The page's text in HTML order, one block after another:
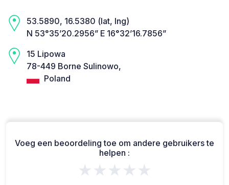
53.5890, 16.5380 (lat, lng)
N 53°35’20.2956” E 16°32’16.7856”
15 Lipowa
78-449 Borne Sulinowo,
Poland
Voeg een beoordeling toe om andere gebruikers te
helpen :
★★★★★